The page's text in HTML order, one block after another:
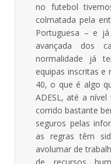
no futebol
colmatada pela
Portuguesa – e
avançada dos
normalidade já
equipas inscritas
40, o que é algo
ADESL, até a
corrido bastante
seguros pelas
as regras têm
avolumar de